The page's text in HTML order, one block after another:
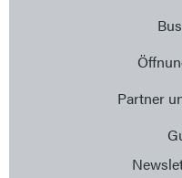
Partner